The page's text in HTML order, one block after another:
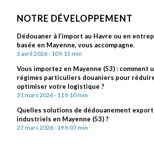
NOTRE DÉVELOPPEMENT
Dédouaner à l’import au Havre ou en
basée en Mayenne, vous accompagne.
3 avril 2026 - 10 h 15 min
Vous importez en Mayenne (53) : comment
régimes particuliers douaniers pour
optimiser votre logistique ?
31 mars 2026 - 11 h 10 min
Quelles solutions de dédouanement
industriels en Mayenne (53) ?
27 mars 2026 - 19 h 07 min